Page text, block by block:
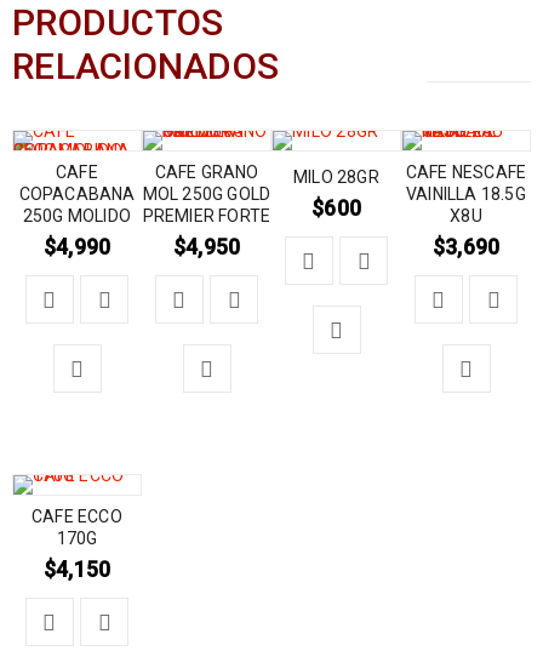
PRODUCTOS
RELACIONADOS
CAFE
COPACABANA
250G MOLIDO
$4,990
CAFE GRANO
MOL 250G GOLD
PREMIER FORTE
$4,950
MILO 28GR
$600
CAFE NESCAFE
VAINILLA 18.5G
X8U
$3,690
CAFE ECCO
170G
$4,150